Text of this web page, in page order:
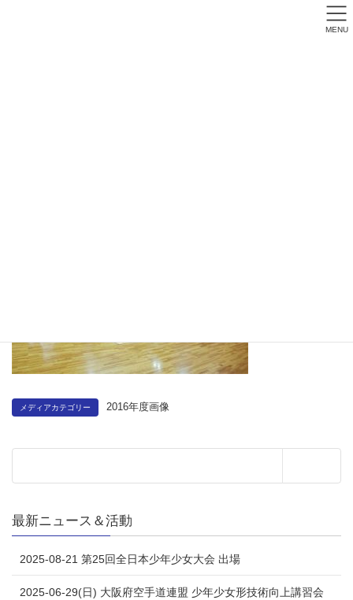
メディアカテゴリー 2016年度画像
最新ニュース＆活動
2025-08-21 第25回全日本少年少女大会 出場
2025-06-29(日) 大阪府空手道連盟 少年少女形技術向上講習会
MENU